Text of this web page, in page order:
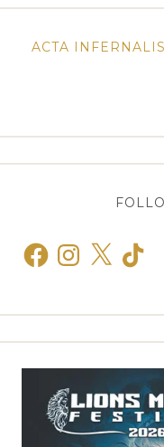
ACTA
FacebookInstagram
X TikTok